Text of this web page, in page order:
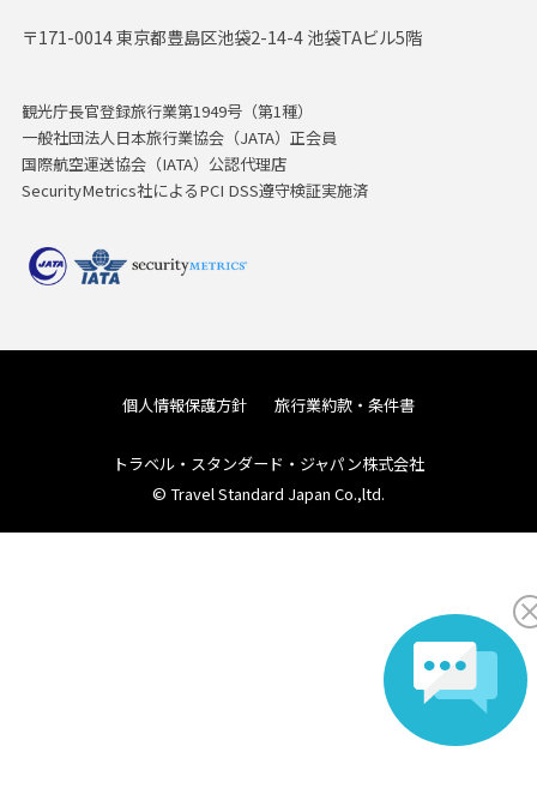
〒171-0014 東京都豊島区池袋2-14-4 池袋TAビル5階
観光庁長官登録旅行業第1949号（第1種）
一般社団法人日本旅行業協会（JATA）正会員
国際航空運送協会（IATA）公認代理店
SecurityMetrics社によるPCI DSS遵守検証実施済
個人情報保護方針 旅行業約款・条件書
トラベル・スタンダード・ジャパン株式会社
© Travel Standard Japan Co.,ltd.